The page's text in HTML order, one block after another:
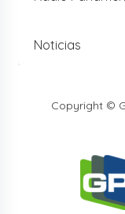
Noticias
Copyright ©